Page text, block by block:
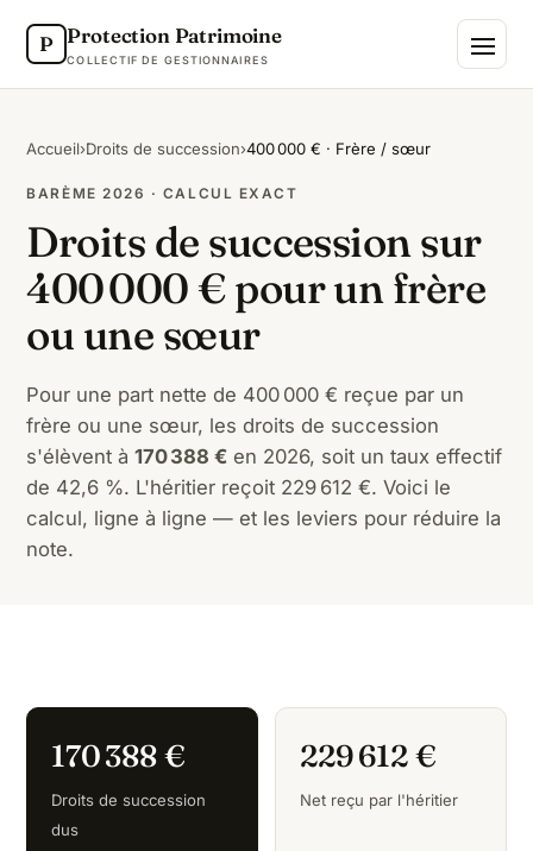
P Protection Patrimoine
COLLECTIF DE GESTIONNAIRES
Accueil›Droits de succession›400 000 € · Frère / sœur
BARÈME 2026 · CALCUL EXACT
Droits de succession sur
400 000 € pour un frère
ou une sœur
Pour une part nette de 400 000 € reçue par un
frère ou une sœur, les droits de succession
s'élèvent à170 388 € en 2026, soit un taux effectif
de 42,6 %. L'héritier reçoit 229 612 €. Voici le
calcul, ligne à ligne — et les leviers pour réduire la
note.
170 388 €
Droits de succession
dus
229 612 €
Net reçu par l'héritier